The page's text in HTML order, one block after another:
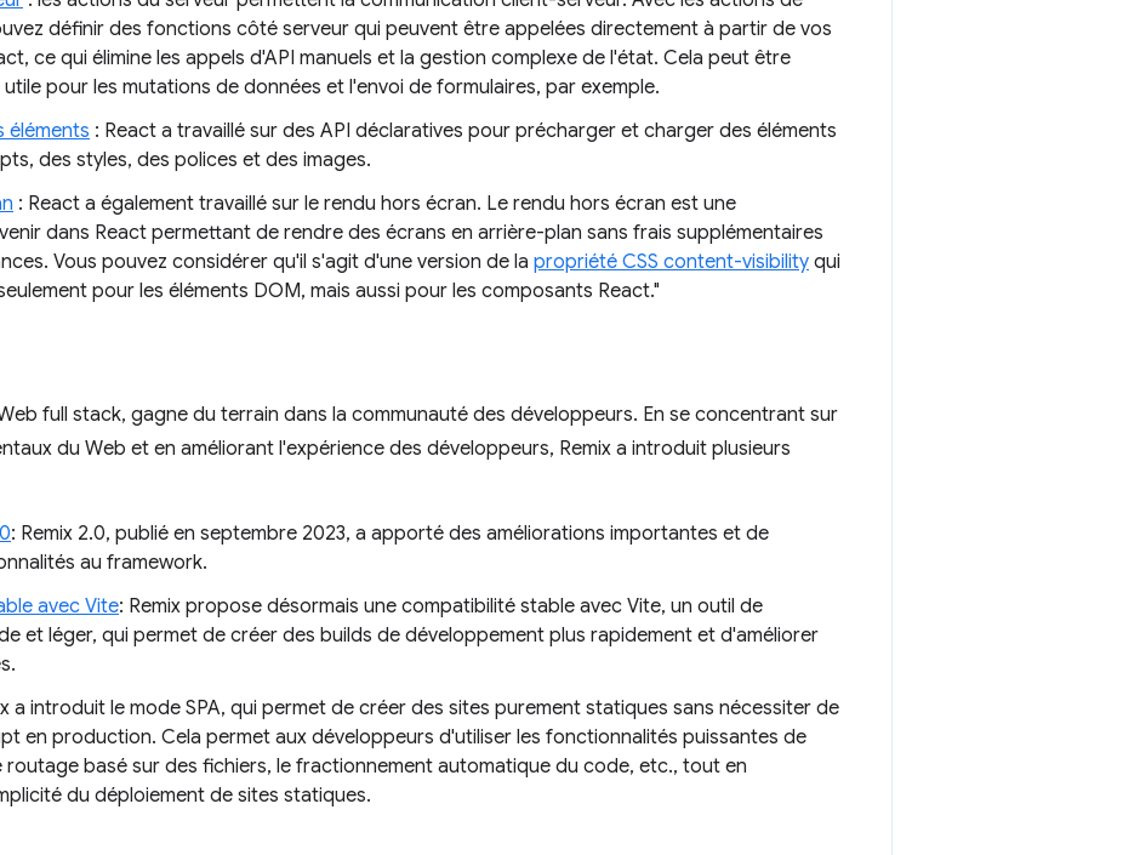
définir des fonctions côté serveur qui peuvent être appelées directement à partir de vos
ce qui élimine les appels d'API manuels et la gestion complexe de l'état. Cela peut être
pour les mutations de données et l'envoi de formulaires, par exemple.
éléments : React a travaillé sur des API déclaratives pour précharger et charger des éléments
des styles, des polices et des images.
: React a également travaillé sur le rendu hors écran. Le rendu hors écran est une
dans React permettant de rendre des écrans en arrière-plan sans frais supplémentaires
Vous pouvez considérer qu'il s'agit d'une version de la propriété CSS content-visibility qui
pour les éléments DOM, mais aussi pour les composants React."
full stack, gagne du terrain dans la communauté des développeurs. En se concentrant sur
du Web et en améliorant l'expérience des développeurs, Remix a introduit plusieurs
: Remix 2.0, publié en septembre 2023, a apporté des améliorations importantes et de
au framework.
avec Vite: Remix propose désormais une compatibilité stable avec Vite, un outil de
et léger, qui permet de créer des builds de développement plus rapidement et d'améliorer
a introduit le mode SPA, qui permet de créer des sites purement statiques sans nécessiter de
en production. Cela permet aux développeurs d'utiliser les fonctionnalités puissantes de
routage basé sur des fichiers, le fractionnement automatique du code, etc., tout en
du déploiement de sites statiques.